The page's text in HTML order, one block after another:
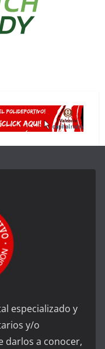
especializado y
y/o
darlos a conocer,